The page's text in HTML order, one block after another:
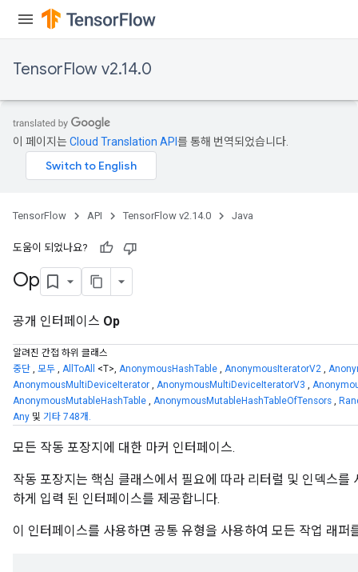
TensorFlow v2.14.0
이 페이지는Cloud Translation API 를 통해 번역되었습니다.
TensorFlow API TensorFlow v2.14.0 Java
도움이 되었나요?
Op
공개 인터페이스 Op
알려진 간접 하위 클래스
중단 , 모두 , AllToAll <T>, AnonymousHashTable , AnonymousIteratorV2 ,
AnonymousMultiDeviceIterator , AnonymousMultiDeviceIteratorV3 ,
AnonymousMutableHashTable , AnonymousMutableHashTableOfTensors ,
Any 및 기타 748개.
모든 작동 포장지에 대한 마커 인터페이스.
작동 포장지는 핵심 클래스에서 필요에 따라 리터럴 및 인덱스
하게 입력 된 인터페이스를 제공합니다.
이 인터페이스를 사용하면 공통 유형을 사용하여 모든 작업 래퍼